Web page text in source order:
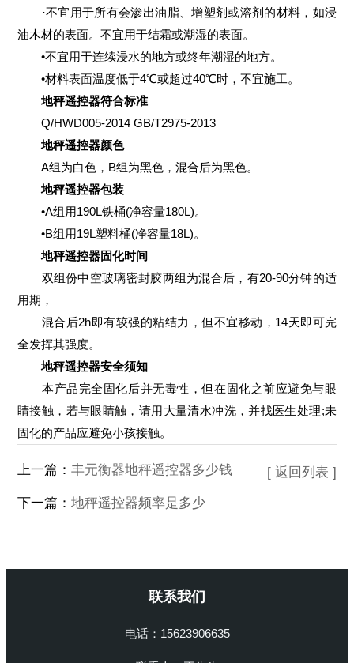
·不宜用于所有会渗出油脂、增塑剂或溶剂的材料，如浸
油木材的表面。不宜用于结霜或潮湿的表面。
•不宜用于连续浸水的地方或终年潮湿的地方。
•材料表面温度低于4℃或超过40℃时，不宜施工。
地秤遥控器符合标准
Q/HWD005-2014 GB/T2975-2013
地秤遥控器颜色
A组为白色，B组为黑色，混合后为黑色。
地秤遥控器包装
•A组用190L铁桶(净容量180L)。
•B组用19L塑料桶(净容量18L)。
地秤遥控器固化时间
双组份中空玻璃密封胶两组为混合后，有20-90分钟的适
用期，
混合后2h即有较强的粘结力，但不宜移动，14天即可完
全发挥其强度。
地秤遥控器安全须知
本产品完全固化后并无毒性，但在固化之前应避免与眼
睛接触，若与眼睛触，请用大量清水冲洗，并找医生处理;未
固化的产品应避免小孩接触。
上一篇： 丰元衡器地秤遥控器多少钱
下一篇： 地秤遥控器频率是多少
[ 返回列表 ]
联系我们
电话：15623906635